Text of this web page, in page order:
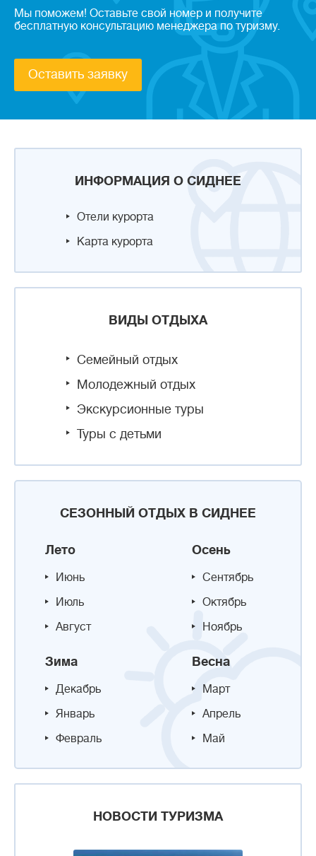
ИНФОРМАЦИЯ О СИДНЕЕ
Отели курорта
Карта курорта
ВИДЫ ОТДЫХА
Семейный отдых
Молодежный отдых
Экскурсионные туры
Туры с детьми
СЕЗОННЫЙ ОТДЫХ В СИДНЕЕ
Лето
Июнь
Июль
Август
Осень
Сентябрь
Октябрь
Ноябрь
Зима
Декабрь
Январь
Февраль
Весна
Март
Апрель
Май
НОВОСТИ ТУРИЗМА
Мы поможем! Оставьте свой номер и получите
бесплатную консультацию менеджера по туризму.
Оставить заявку